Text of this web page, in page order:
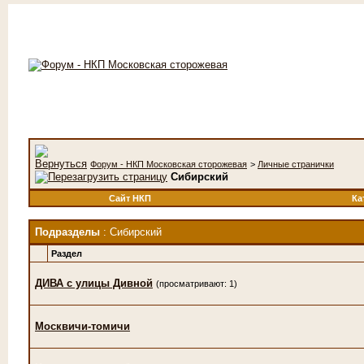
Форум - НКП Московская сторожевая > Личные странички
Сибирский
Сайт НКП
Подразделы : Сибирский
Раздел
ДИВА с улицы Дивной (просматривают: 1)
Москвичи-томичи